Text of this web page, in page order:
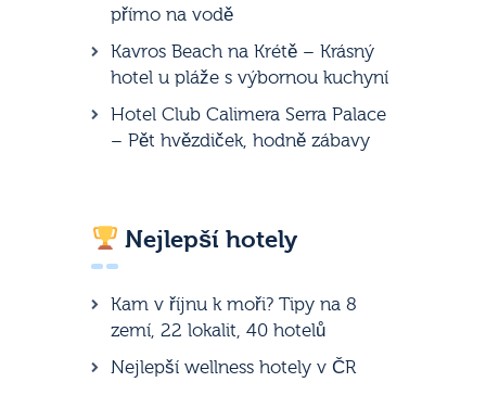
přímo na vodě
Kavros Beach na Krétě – Krásný
hotel u pláže s výbornou kuchyní
Hotel Club Calimera Serra Palace
– Pět hvězdiček, hodně zábavy
Nejlepší hotely
Kam v říjnu k moři? Tipy na 8
zemí, 22 lokalit, 40 hotelů
Nejlepší wellness hotely v ČR